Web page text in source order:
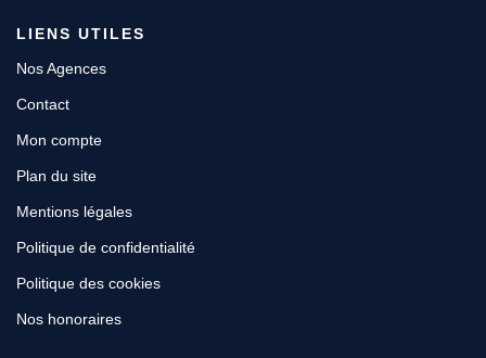
LIENS UTILES
Nos Agences
Contact
Mon compte
Plan du site
Mentions légales
Politique de confidentialité
Politique des cookies
Nos honoraires